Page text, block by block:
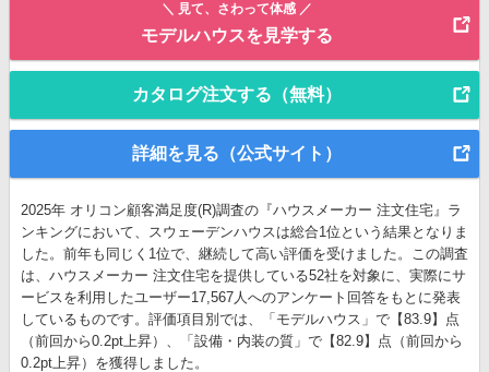
＼ 見て、さわって体感 ／
モデルハウスを見学する
カタログ注文する（無料）
詳細を見る（公式サイト）
2025年 オリコン顧客満足度(R)調査の『ハウスメーカー 注文住宅』ラ
ンキングにおいて、スウェーデンハウスは総合1位という結果となりま
した。前年も同じく1位で、継続して高い評価を受けました。この調査
は、ハウスメーカー 注文住宅を提供している52社を対象に、実際にサ
ービスを利用したユーザー17,567人へのアンケート回答をもとに発表
しているものです。評価項目別では、「モデルハウス」で【83.9】点
（前回から0.2pt上昇）、「設備・内装の質」で【82.9】点（前回から
0.2pt上昇）を獲得しました。